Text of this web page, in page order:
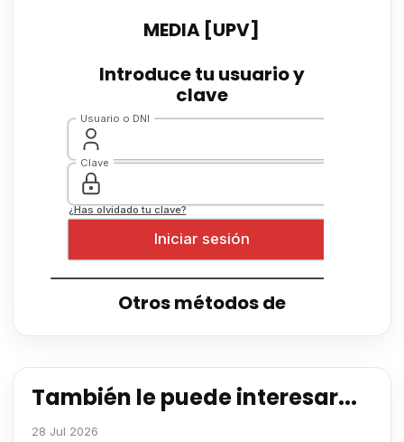
También le puede interesar...
28 Jul 2026